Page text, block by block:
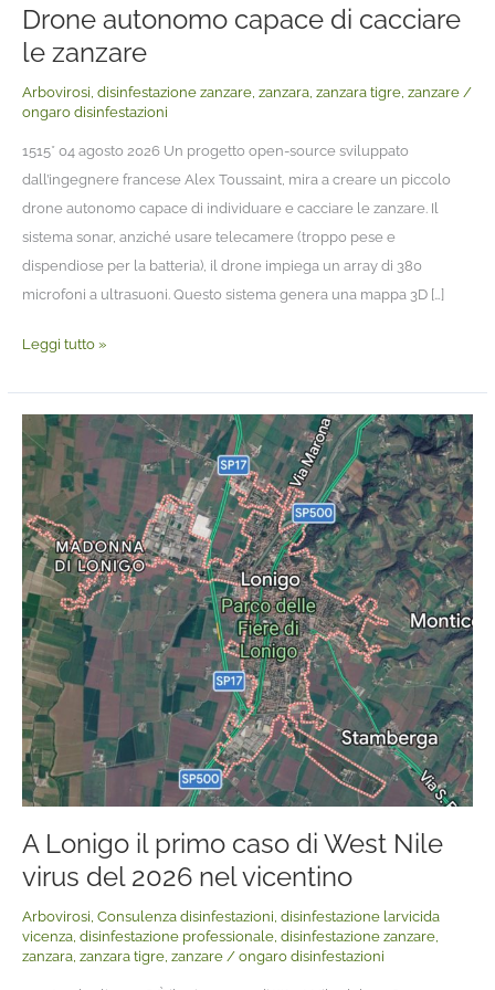
Drone autonomo capace di cacciare
le zanzare
Arbovirosi, disinfestazione zanzare, zanzara, zanzara tigre, zanzare/
ongaro disinfestazioni
1515* 04 agosto 2026 Un progetto open-source sviluppato
dall’ingegnere francese Alex Toussaint, mira a creare un piccolo
drone autonomo capace di individuare e cacciare le zanzare. Il
sistema sonar, anziché usare telecamere (troppo pese e
dispendiose per la batteria), il drone impiega un array di 380
microfoni a ultrasuoni. Questo sistema genera una mappa 3D […]
zanzare
Leggi tutto »
A Lonigo il primo caso di West Nile
virus del 2026 nel vicentino
Arbovirosi Consulenza disinfestazioni disinfestazione larvicida
vicenza, disinfestazione professionale, disinfestazione zanzare,
zanzara, zanzara tigre, zanzare/ ongaro disinfestazioni
Lonigo
il
primo
caso
di
West
Nile
virus
del
2026
nel
vicentino